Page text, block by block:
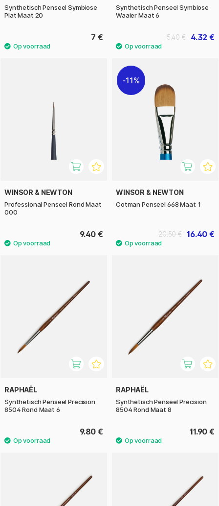
Synthetisch Penseel Symbiose
Plat Maat 20
7 €
Synthetisch Penseel Symbiose
Waaier Maat 6
4.32 €
5.40 €
WINSOR & NEWTON
Professional Penseel Rond Maat
000
9.40 €
11%
WINSOR & NEWTON
Cotman Penseel 668 Maat 1
16.40 €
20.50 €
RAPHAËL
Synthetisch Penseel Precision
8504 Rond Maat 6
9.80 €
RAPHAËL
Synthetisch Penseel Precision
8504 Rond Maat 8
11.90 €